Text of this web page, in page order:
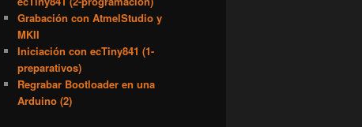
Grabación con AtmelStudio y
MKII
Iniciación con ecTiny841 (1-
preparativos)
Regrabar Bootloader en una
Arduino (2)